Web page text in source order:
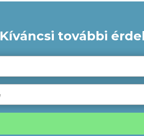
Kíváncsi további